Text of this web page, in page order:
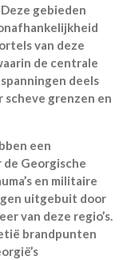
gebieden
van deze
de centrale
deels
scheve grenzen en
een
Georgische
en militaire
uitgebuit door
van deze regio’s.
brandpunten